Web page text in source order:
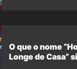
O que o nome
Longe de Casa”